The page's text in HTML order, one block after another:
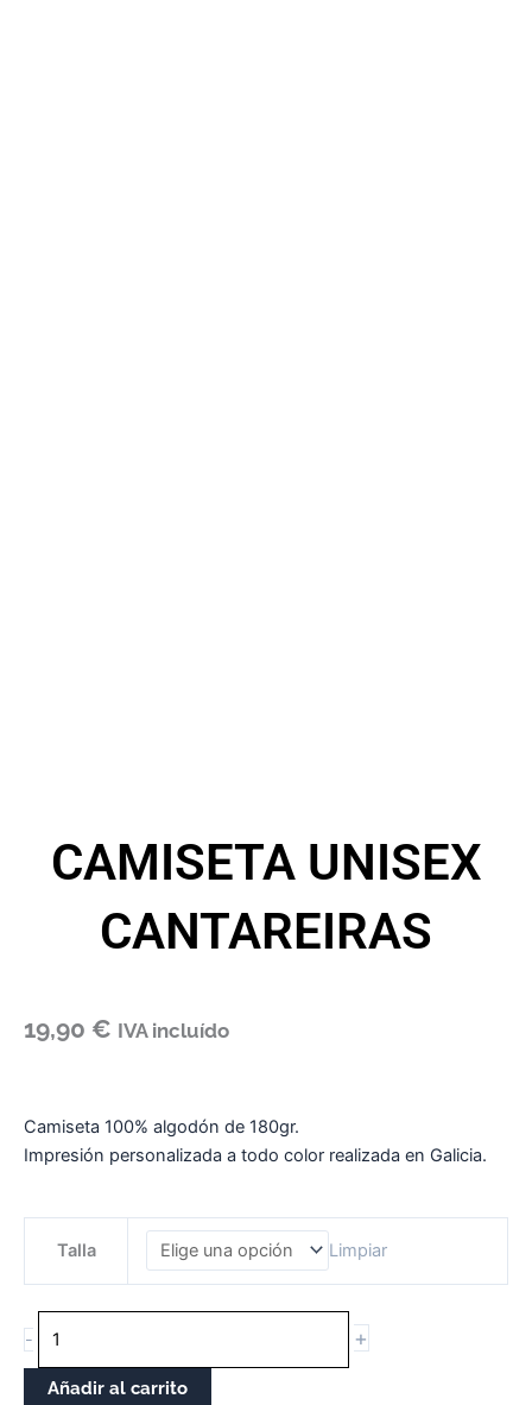
CAMISETA UNISEX
CANTAREIRAS
19,90 € IVA incluído
Camiseta 100% algodón de 180gr.
Impresión personalizada a todo color realizada en Galicia.
Talla Limpiar
-
UNISEX
CANTAREIRAS
cantidade
+
Añadir al carrito